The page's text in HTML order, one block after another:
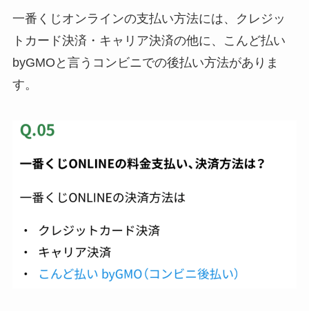
一番くじオンラインの支払い方法には、クレジッ
トカード決済・キャリア決済の他に、
こんど払い
byGMOと言うコンビニでの後払い方法がありま
す。